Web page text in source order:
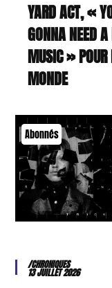
YARD ACT, «
GONNA NEED
MUSIC »
MONDE
Abonnés
/CHRONIQUES
13 JUILLET 2026